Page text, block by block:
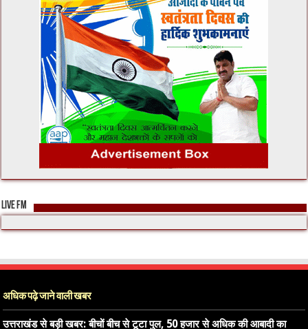
LIVE FM
अधिक पढ़े जाने वाली खबर
उत्तराखंड से बड़ी खबर: बीचों बीच से टूटा पुल, 50 हजार से अधिक की आबादी का